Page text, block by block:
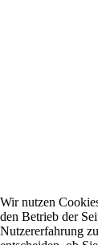
Wir nutzen
den Betrieb der
Nutzererfahrung